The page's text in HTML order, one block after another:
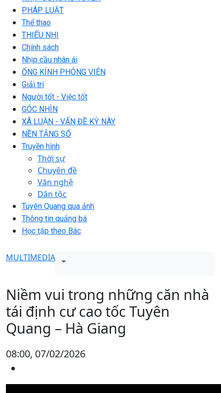
PHÁP LUẬT
Thể thao
THIẾU NHI
Chính sách
Nhịp cầu nhân ái
ỐNG KÍNH PHÓNG VIÊN
Giải trí
Người tốt - Việc tốt
GÓC NHÌN
XÃ LUẬN - VẤN ĐỀ KỲ NÀY
NỀN TẢNG SỐ
Truyền hình
Thời sự
Chuyên đề
Văn nghệ
Dân tộc
Tuyên Quang qua ảnh
Thông tin quảng bá
Học tập theo Bác
MULTIMEDIA
Niềm vui trong những căn nhà
tái định cư cao tốc Tuyên
Quang – Hà Giang
08:00, 07/02/2026